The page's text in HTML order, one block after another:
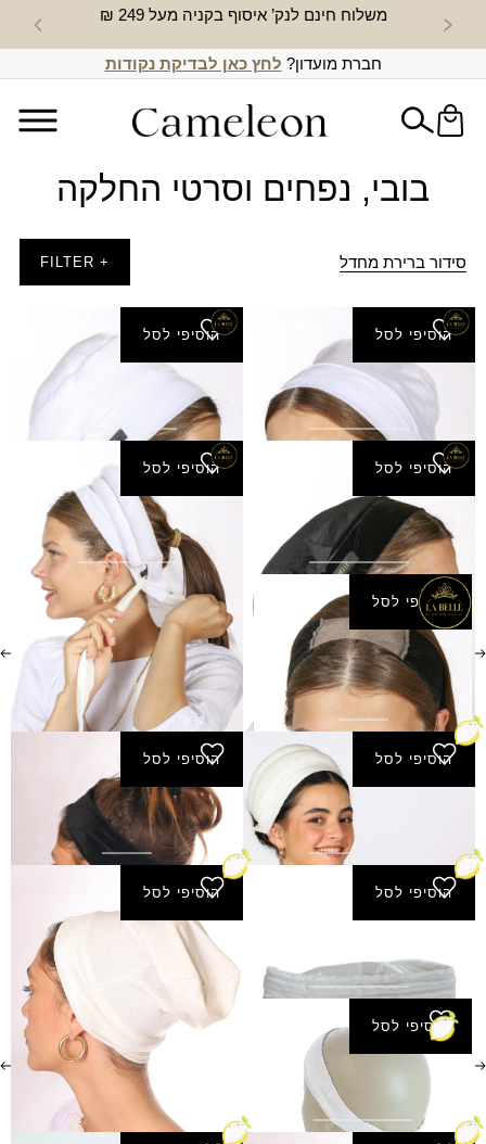
משלוח חינם לנק’ איסוף בקניה מעל 249 ₪ חדש
חברת מועדון? לחץ כאן לבדיקת נקודות
בובי, נפחים וסרטי החלקה
סידור ברירת מחדל + FILTER
הוסיפי לסל
בובו גבוה la belle
₪89.00
הוסיפי לסל
הוסיפי לסל
בובו נפח la belle
₪90.00
הוסיפי לסל
בובי פתוח la belle
₪119.00
הוסיפי לסל
סרט מונע החלקה לייס
la belle
49.00
הוסיפי לסל
בובי גלים
₪99.00
הוסיפי לסל
סרט קטיפה+סקוצ' (קצר)
20.00
הוסיפי לסל
₪50.00
הוסיפי לסל
סנוד ארוך פס קטיפה
הוסיפי לסל
סרט מייצב (גומי)
₪18.00